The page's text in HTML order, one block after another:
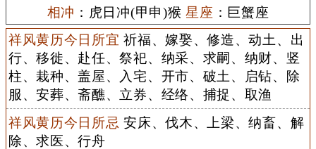
相冲 ：虎日冲(甲申)猴星座 ：巨蟹座
祥风黄历今日所宜 祈福、嫁娶、修造、动土、出
行、移徙、赴任、祭祀、纳采、求嗣、纳财、竖
柱、栽种、盖屋、入宅、开市、破土、启钻、除
服、安葬、斋醮、立券、经络、捕捉、取渔
祥风黄历今日所忌 安床、伐木、上梁、纳畜、解
除、求医、行舟